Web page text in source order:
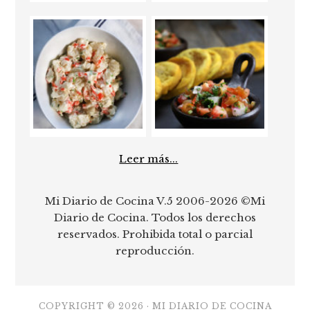
Leer más...
Mi Diario de Cocina V.5 2006-2026 ©Mi
Diario de Cocina. Todos los derechos
reservados. Prohibida total o parcial
reproducción.
COPYRIGHT © 2026 · MI DIARIO DE COCINA